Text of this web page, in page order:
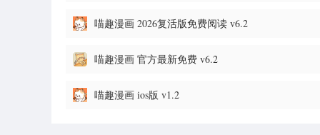
喵趣漫画 2026复活版免费阅读 v6.2
喵趣漫画 官方最新免费 v6.2
喵趣漫画 ios版 v1.2